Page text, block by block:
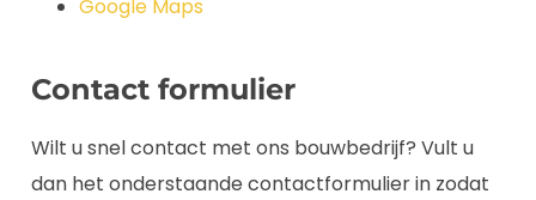
Google Maps
Contact formulier
Wilt u snel contact met ons bouwbedrijf? Vult u
dan het onderstaande contactformulier in zodat